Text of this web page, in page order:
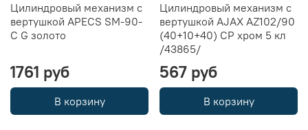
Цилиндровый механизм с
вертушкой APECS SM-90-
C G золото
1761 руб
В корзину
Цилиндровый механизм с
вертушкой AJAX AZ102/90
(40+10+40) CP хром 5 кл
/43865/
567 руб
В корзину